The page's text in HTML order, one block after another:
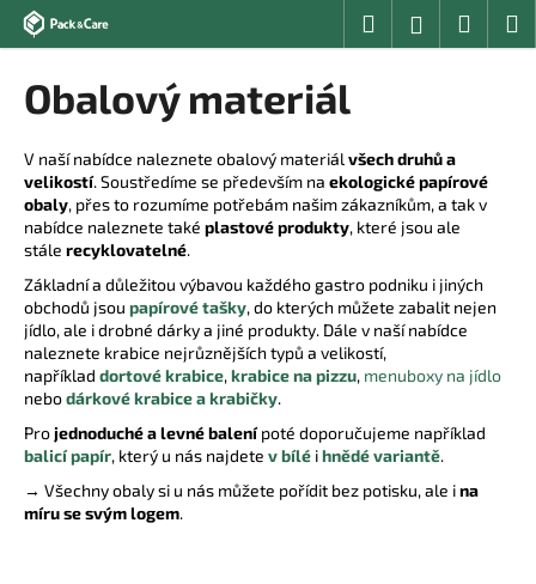
Přejít
obsah
HledatPřihlášení
Obalový materiál
V naší nabídce naleznete obalový materiál všech druhů a
velikostí. Soustředíme se především na ekologické papírové
obaly, přes to rozumíme potřebám našim zákazníkům, a tak v
nabídce naleznete také plastové produkty, které jsou ale
stále recyklovatelné.
Základní a důležitou výbavou každého gastro podniku i jiných
obchodů jsou papírové tašky, do kterých můžete zabalit nejen
jídlo, ale i drobné dárky a jiné produkty. Dále v naší nabídce
naleznete krabice nejrůznějších typů a velikostí,
například dortové krabice,krabice na pizzu, menuboxy na jídlo
nebodárkové krabice a krabičky.
Projednoduché a levné balenípoté doporučujeme například
balicí papír, který u nás najdete v bílé ihnědé variantě.
→ Všechny obaly si u nás můžete pořídit bez potisku, ale ina
míru se svým logem.
o
o
p
o
t
ř
e
b
u
j
e
t
e